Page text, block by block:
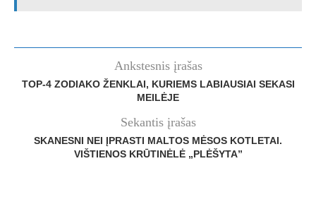
Ankstesnis įrašas
TOP-4 ZODIAKO ŽENKLAI, KURIEMS LABIAUSIAI SEKASI
MEILĖJE
Sekantis įrašas
SKANESNI NEI ĮPRASTI MALTOS MĖSOS KOTLETAI.
VIŠTIENOS KRŪTINĖLĖ „PLĖŠYTA”